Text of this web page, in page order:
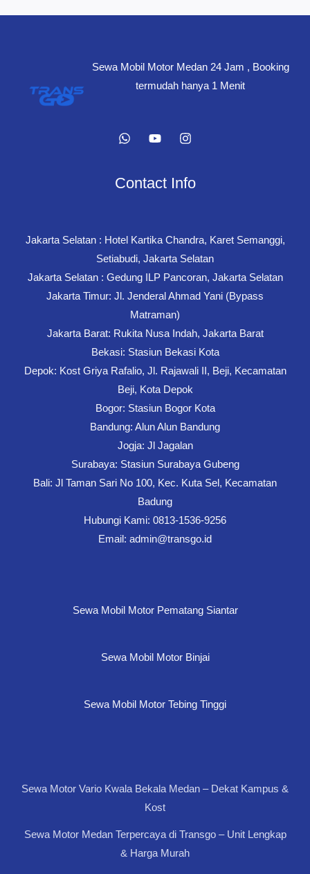
Sewa Mobil Motor Medan 24 Jam , Booking
termudah hanya 1 Menit
Contact Info
Jakarta Selatan : Hotel Kartika Chandra, Karet Semanggi,
Setiabudi, Jakarta Selatan
Jakarta Selatan : Gedung ILP Pancoran, Jakarta Selatan
Jakarta Timur: Jl. Jenderal Ahmad Yani (Bypass
Matraman)
Jakarta Barat: Rukita Nusa Indah, Jakarta Barat
Bekasi: Stasiun Bekasi Kota
Depok: Kost Griya Rafalio, Jl. Rajawali II, Beji, Kecamatan
Beji, Kota Depok
Bogor: Stasiun Bogor Kota
Bandung: Alun Alun Bandung
Jogja: Jl Jagalan
Surabaya: Stasiun Surabaya Gubeng
Bali: Jl Taman Sari No 100, Kec. Kuta Sel, Kecamatan
Badung
Hubungi Kami: 0813-1536-9256
Email: admin@transgo.id
Sewa Mobil Motor Pematang Siantar
Sewa Mobil Motor Binjai
Sewa Mobil Motor Tebing Tinggi
Sewa Motor Vario Kwala Bekala Medan – Dekat Kampus &
Kost
Sewa Motor Medan Terpercaya di Transgo – Unit Lengkap
& Harga Murah